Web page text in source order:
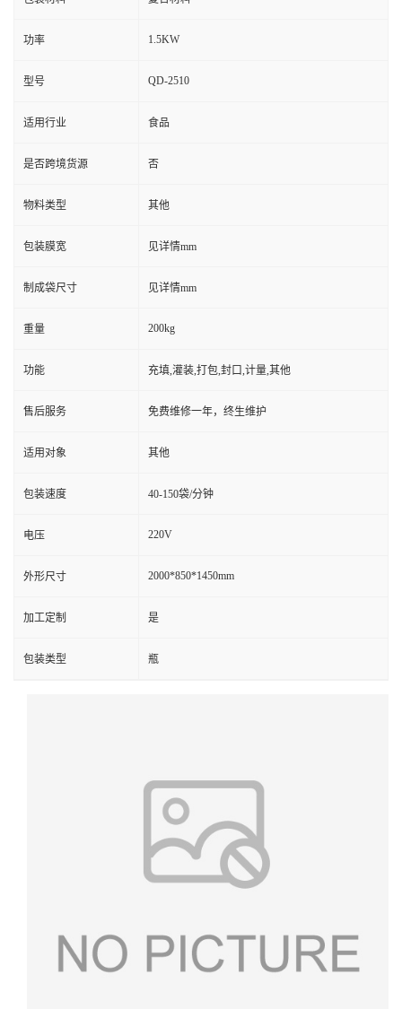
功率 1.5KW
型号 QD-2510
适用行业 食品
是否跨境货源 否
物料类型 其他
包装膜宽 见详情mm
制成袋尺寸 见详情mm
重量 200kg
功能 充填,灌装,打包,封口,计量,其他
售后服务 免费维修一年，终生维护
适用对象 其他
包装速度 40-150袋/分钟
电压 220V
外形尺寸 2000*850*1450mm
加工定制 是
包装类型 瓶